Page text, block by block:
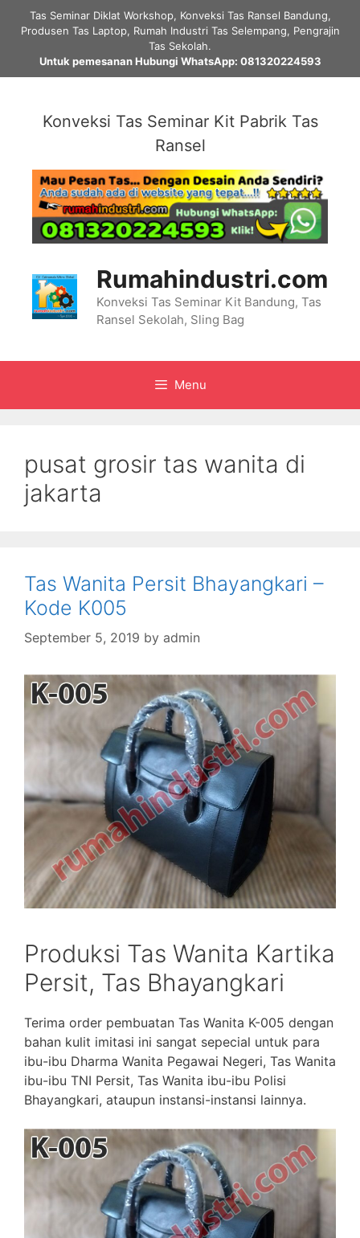
Tas Seminar Diklat Workshop, Konveksi Tas Ransel Bandung,
Produsen Tas Laptop, Rumah Industri Tas Selempang, Pengrajin
Tas Sekolah.
Untuk pemesanan Hubungi WhatsApp: 081320224593
Konveksi Tas Seminar Kit Pabrik Tas
Ransel
Rumahindustri.com
Konveksi Tas Seminar Kit Bandung, Tas
Ransel Sekolah, Sling Bag
Menu
pusat grosir tas wanita di
jakarta
Tas Wanita Persit Bhayangkari –
Kode K005
September 5, 2019 by admin
Produksi Tas Wanita Kartika
Persit, Tas Bhayangkari
Terima order pembuatan Tas Wanita K-005 dengan
bahan kulit imitasi ini sangat sepecial untuk para
ibu-ibu Dharma Wanita Pegawai Negeri, Tas Wanita
ibu-ibu TNI Persit, Tas Wanita ibu-ibu Polisi
Bhayangkari, ataupun instansi-instansi lainnya.